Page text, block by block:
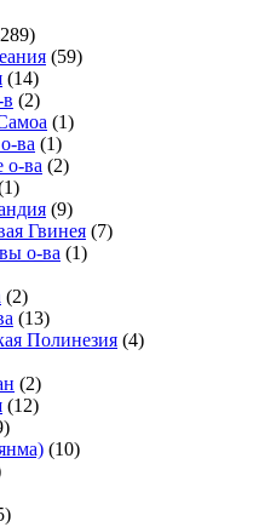
(59)
(14)
(2)
(1)
ва (1)
о-ва (2)
(9)
Гвинея (7)
о-ва (1)
(2)
(13)
Полинезия (4)
(2)
(12)
(10)